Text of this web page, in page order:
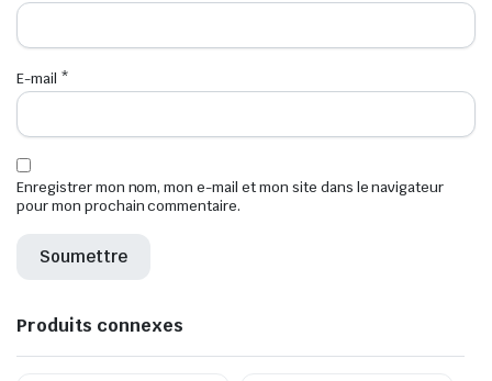
E-mail *
Enregistrer mon nom, mon e-mail et mon site dans le navigateur
pour mon prochain commentaire.
Produits connexes